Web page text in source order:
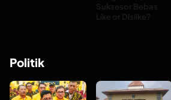
Suksesor Bebas
Like or Dislike?
Politik